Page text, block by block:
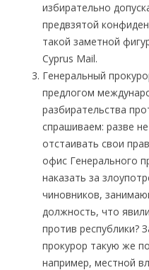
избирательно
предвзятой
такой заметной
Cyprus Mail.
Генеральный
предлогом
разбирательства
спрашиваем: разве
отстаивать свои
офис Генерального
наказать за
чиновников,
должность, что
против республики?
прокурор такую же
например, местной